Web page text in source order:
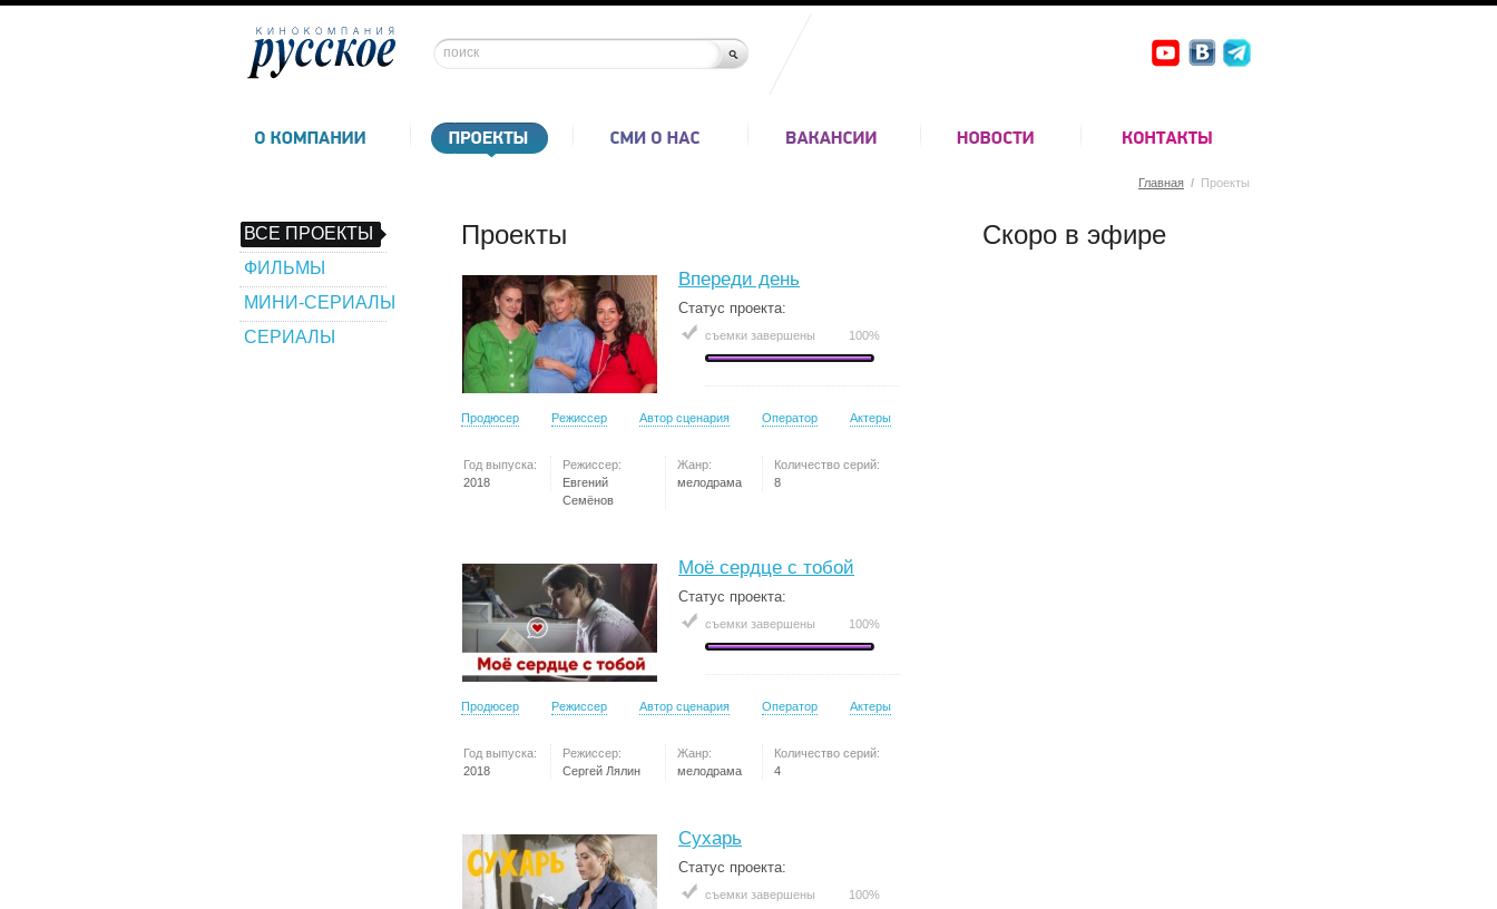
Главная / Проекты
ВСЕ ПРОЕКТЫ
ФИЛЬМЫ
МИНИ-СЕРИАЛЫ
СЕРИАЛЫ
Проекты
Впереди день
Статус проекта:
съемки завершены 100%
Продюсер Режиссер Автор сценария Оператор Актеры
Год выпуска:
2018
Режиссер:
Евгений
Семёнов
Жанр:
мелодрама
Количество серий:
8
Моё сердце с тобой
Статус проекта:
съемки завершены 100%
Продюсер Режиссер Автор сценария Оператор Актеры
Год выпуска:
2018
Режиссер:
Сергей Лялин
Жанр:
мелодрама
Количество серий:
4
Сухарь
Статус проекта:
съемки завершены 100%
Скоро в эфире